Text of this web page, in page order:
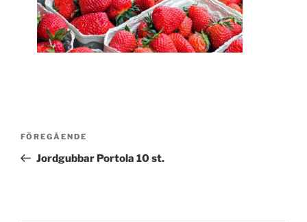
Inläggsnavigering
Föregående
inlägg
FÖREGÅENDE
Jordgubbar Portola 10 st.